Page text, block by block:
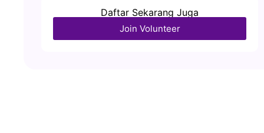
Daftar Sekarang Juga
Join Volunteer